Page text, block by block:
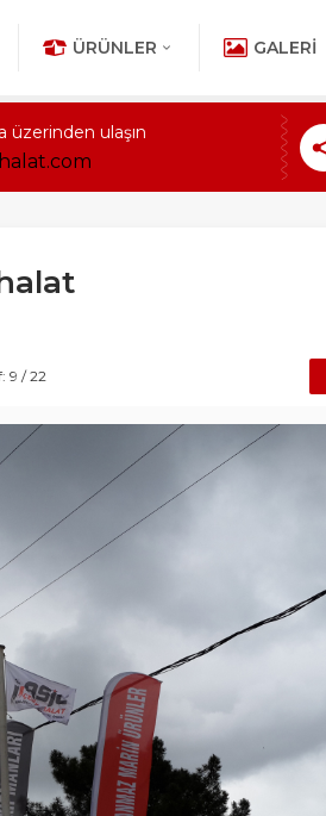
ÜRÜNLER GALERI
üzerinden ulaşın
9 / 22